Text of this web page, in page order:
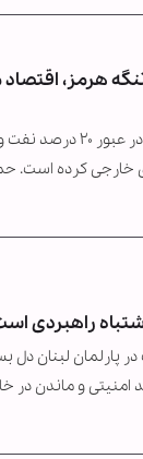
در تنگه هرمز،
تارنمای اویل
خارجی کرده است.
راهبردی
پارلمان لبنان دل
و ماندن در